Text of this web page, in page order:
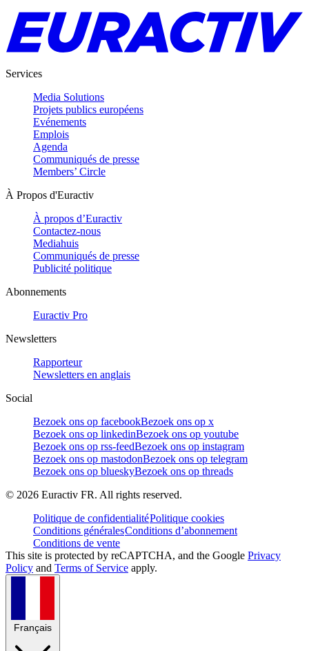
Services
Media Solutions
Projets publics européens
Evénements
Emplois
Agenda
Communiqués de presse
Members’ Circle
À Propos d'Euractiv
À propos d’Euractiv
Contactez-nous
Mediahuis
Communiqués de presse
Publicité politique
Abonnements
Euractiv Pro
Newsletters
Rapporteur
Newsletters en anglais
Social
Bezoek ons op facebookBezoek ons op x
Bezoek ons op linkedinBezoek ons op youtube
Bezoek ons op rss-feedBezoek ons op instagram
Bezoek ons op mastodonBezoek ons op telegram
Bezoek ons op blueskyBezoek ons op threads
© 2026 Euractiv FR. All rights reserved.
Politique de confidentialitéPolitique cookies
Conditions généralesConditions d’abonnement
Conditions de vente
This site is protected by reCAPTCHA, and the Google Privacy
Policy and Terms of Service apply.
Français